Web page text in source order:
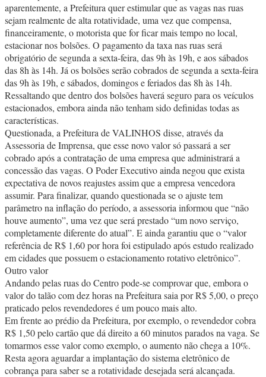
aparentemente, a Prefeitura quer estimular que as vagas nas ruas
sejam realmente de alta rotatividade, uma vez que compensa,
financeiramente, o motorista que for ficar mais tempo no local,
estacionar nos bolsões. O pagamento da taxa nas ruas será
obrigatório de segunda a sexta-feira, das 9h às 19h, e aos sábados
das 8h às 14h. Já os bolsões serão cobrados de segunda a sexta-feira
das 9h às 19h, e sábados, domingos e feriados das 8h às 14h.
Ressaltando que dentro dos bolsões haverá seguro para os veículos
estacionados, embora ainda não tenham sido definidas todas as
características.
Questionada, a Prefeitura de VALINHOS disse, através da
Assessoria de Imprensa, que esse novo valor só passará a ser
cobrado após a contratação de uma empresa que administrará a
concessão das vagas. O Poder Executivo ainda negou que exista
expectativa de novos reajustes assim que a empresa vencedora
assumir. Para finalizar, quando questionada se o ajuste tem
parâmetro na inflação do período, a assessoria informou que “não
houve aumento”, uma vez que será prestado “um novo serviço,
completamente diferente do atual”. E ainda garantiu que o “valor
referência de R$ 1,60 por hora foi estipulado após estudo realizado
em cidades que possuem o estacionamento rotativo eletrônico”.
Outro valor
Andando pelas ruas do Centro pode-se comprovar que, embora o
valor do talão com dez horas na Prefeitura saia por R$ 5,00, o preço
praticado pelos revendedores é um pouco mais alto.
Em frente ao prédio da Prefeitura, por exemplo, o revendedor cobra
R$ 1,50 pelo cartão que dá direito a 60 minutos parados na vaga. Se
tomarmos esse valor como exemplo, o aumento não chega a 10%.
Resta agora aguardar a implantação do sistema eletrônico de
cobrança para saber se a rotatividade desejada será alcançada.